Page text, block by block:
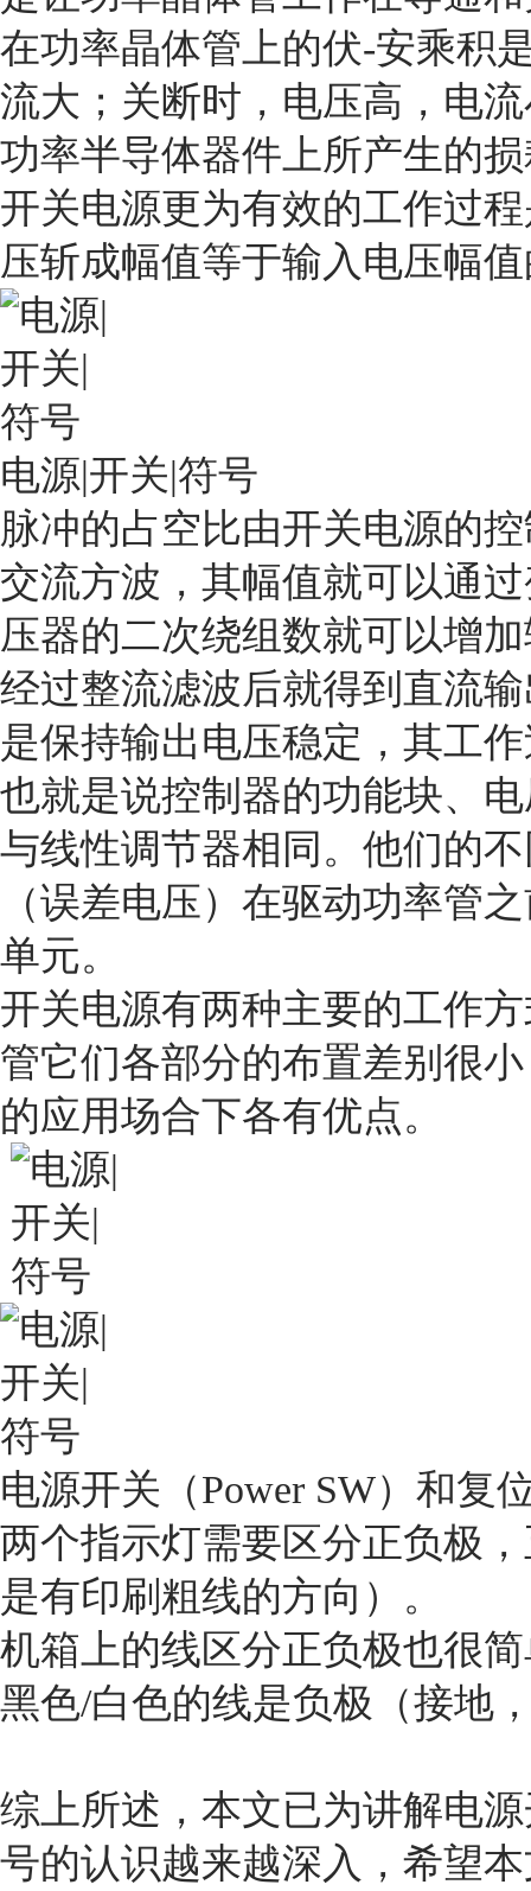
在功率晶体管上的伏-安乘积
流大；关断时，电压高，电
功率半导体器件上所产生
开关电源更为有效的工作过
压斩成幅值等于输入电压幅
电源|开关|符号
脉冲的占空比由开关电源的
交流方波，其幅值就可以通
压器的二次绕组数就可以增
经过整流滤波后就得到直
是保持输出电压稳定，其工
也就是说控制器的功能块、
与线性调节器相同。他们的
（误差电压）在驱动功率管
单元。
开关电源有两种主要的工作
管它们各部分的布置差别很
的应用场合下各有优点。
电源开关（Power SW）和复
两个指示灯需要区分正负极
是有印刷粗线的方向）。
机箱上的线区分正负极也很
黑色/白色的线是负极（接地
综上所述，本文已为讲解电
号的认识越来越深入，希望